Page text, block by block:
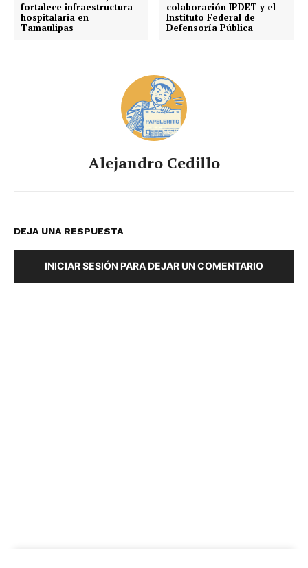
fortalece infraestructura
hospitalaria en
Tamaulipas
colaboración IPDET y el
Instituto Federal de
Defensoría Pública
Alejandro Cedillo
DEJA UNA RESPUESTA
INICIAR SESIÓN PARA DEJAR UN COMENTARIO